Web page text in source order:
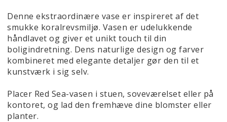
Denne ekstraordinære vase er inspireret af det
smukke koralrevsmiljø. Vasen er udelukkende
håndlavet og giver et unikt touch til din
boligindretning. Dens naturlige design og farver
kombineret med elegante detaljer gør den til et
kunstværk i sig selv.
Placer Red Sea-vasen i stuen, soveværelset eller på
kontoret, og lad den fremhæve dine blomster eller
planter.